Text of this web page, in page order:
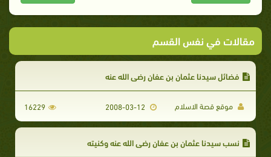
مقالات في نفس القسم
فضائل سيدنا عثمان بن عفان رضي الله عنه
موقع قصة الاسلام 16229
نسب سيدنا عثمان بن عفان رضي الله عنه وكنيته